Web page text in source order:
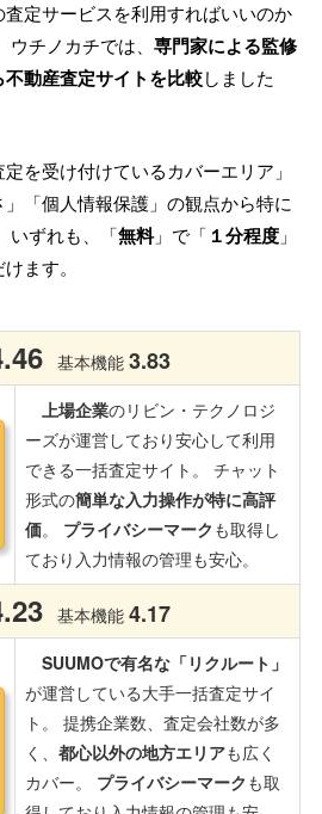
定サービスを利用すればいいのか
チノカチでは、 専門家による監修
動産査定サイトを比較しました
を受け付けているカバーエリア」
」「個人情報保護」の観点から特に
いずれも、「無料」で「 １分程度 」
ます。